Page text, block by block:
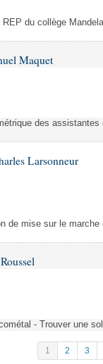
du collège
Maquet
des
Larsonneur
de mise sur le
- Trouver une
1 2 3